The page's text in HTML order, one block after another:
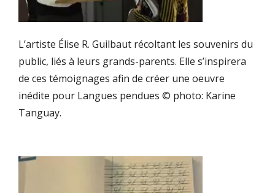
L’artiste Élise R. Guilbaut récoltant les souvenirs du
public, liés à leurs grands-parents. Elle s’inspirera
de ces témoignages afin de créer une oeuvre
inédite pour Langues pendues © photo: Karine
Tanguay.